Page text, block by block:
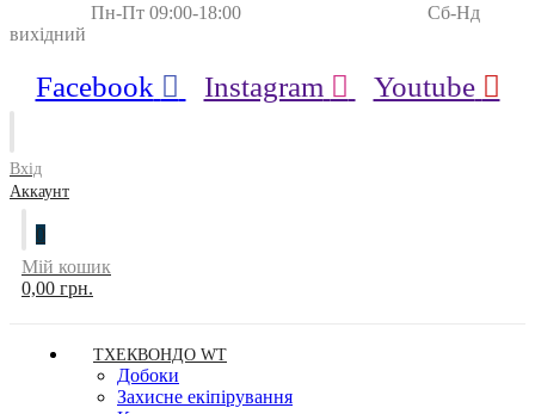
Пн-Пт 09:00-18:00 Сб-Нд
вихідний
Facebook Instagram Youtube
Вхід
Аккаунт
0
Мій кошик
0,00 грн.
ТХЕКВОНДО WT
Добоки
Захисне екіпірування